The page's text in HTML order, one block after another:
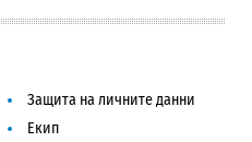
Защита на личните данни
Екип